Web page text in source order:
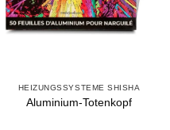
HEIZUNGSSYSTEME SHISHA
Aluminium-Totenkopf